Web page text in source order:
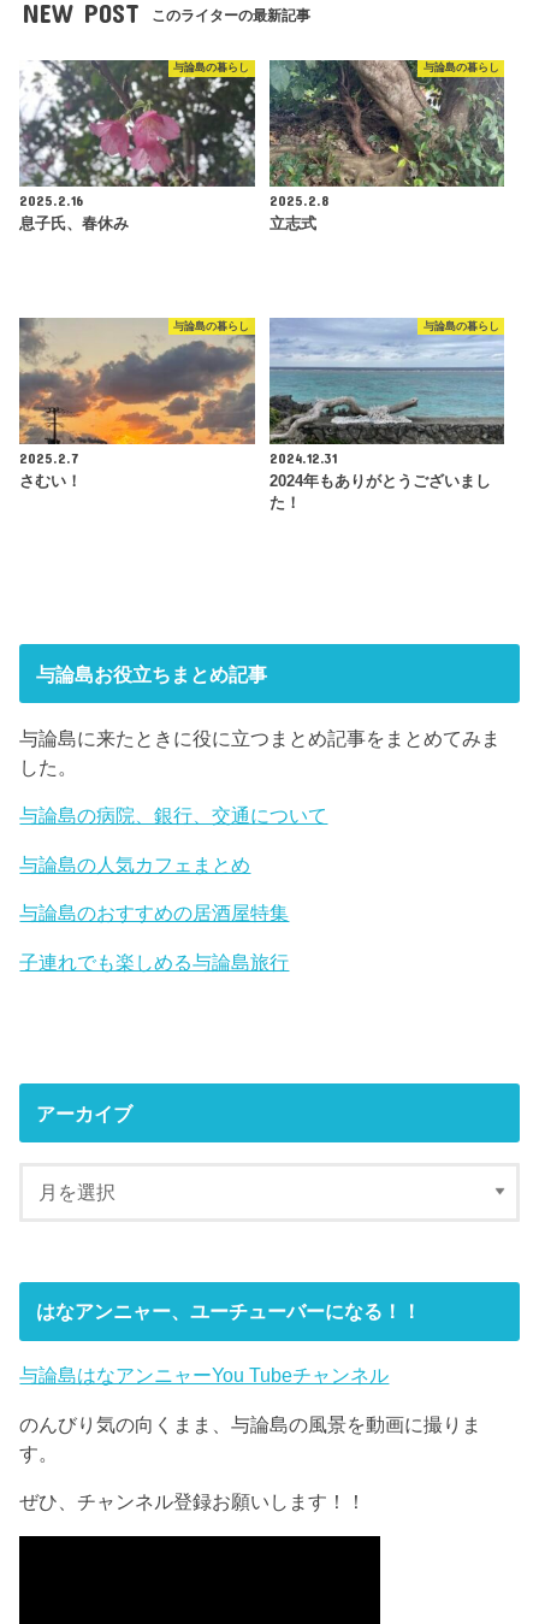
NEW POST このライターの最新記事
与論島の暮らし
2025.2.16
息子氏、春休み
与論島の暮らし
2025.2.8
立志式
与論島の暮らし
2025.2.7
さむい！
与論島の暮らし
2024.12.31
2024年もありがとうございまし
た！
与論島お役立ちまとめ記事
与論島に来たときに役に立つまとめ記事をまとめてみま
した。
与論島の病院、銀行、交通について
与論島の人気カフェまとめ
与論島のおすすめの居酒屋特集
子連れでも楽しめる与論島旅行
アーカイブ
はなアンニャー、ユーチューバーになる！！
与論島はなアンニャーYou Tubeチャンネル
のんびり気の向くまま、与論島の風景を動画に撮りま
す。
ぜひ、チャンネル登録お願いします！！